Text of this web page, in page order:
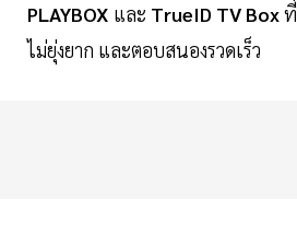
PLAYBOX และ TrueID TV Box
ไม่ยุ่งยาก และตอบสนองรวดเร็ว